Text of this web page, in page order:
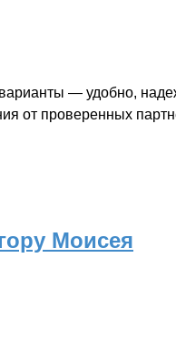
— удобно,
от проверенных
Моисея